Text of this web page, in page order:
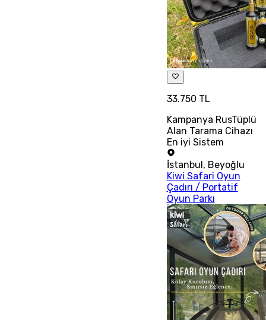
33.750 TL
Kampanya RusTüplü
Alan Tarama Cihazı
En iyi Sistem
İstanbul, Beyoğlu
Kiwi Safari Oyun
Çadırı / Portatif
Oyun Parkı